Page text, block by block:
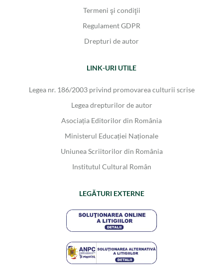
Termeni şi condiţii
Regulament GDPR
Drepturi de autor
LINK-URI UTILE
Legea nr. 186/2003 privind promovarea culturii scrise
Legea drepturilor de autor
Asociația Editorilor din România
Ministerul Educației Naționale
Uniunea Scriitorilor din România
Institutul Cultural Român
LEGĂTURI EXTERNE